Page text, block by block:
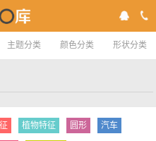
主题分类 颜色分类 形状分类
植物特征 圆形 汽车